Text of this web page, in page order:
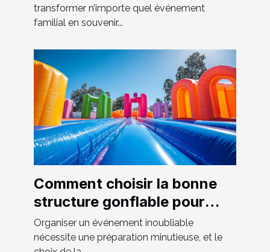
transformer n’importe quel événement
familial en souvenir...
Comment choisir la bonne
structure gonflable pour
votre événement
Organiser un événement inoubliable
nécessite une préparation minutieuse, et le